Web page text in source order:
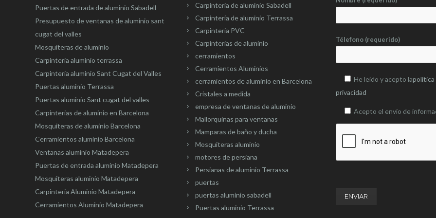
Puertas de entrada de aluminio Sabadell
Presupuesto de ventanas de aluminio sant
cugat del valles
Mosquiteras de aluminio
Carpinteria aluminio terrassa
Carpinteria aluminio Sant Cugat del Valles
Puertas aluminio Terrassa
Puertas aluminio Sant cugat del valles
Carpinterias de aluminio en Barcelona
Mosquiteras de aluminio Barcelona
Cerramientos aluminio Barcelona
Ventanas aluminio Matadepera
Puertas de entrada aluminio Matadepera
Mosquiteras aluminio Matadepera
Carpinteria Aluminio Matadepera
Cerramientos Aluminio Matadepera
Carpintería de aluminio Sabadell
Carpintería de aluminio Terrassa
Carpinteria PVC
Carpinterias de aluminio
cerramientos
Cerramientos Aluminios
cerramientos de aluminio en Barcelona
Cristales a medida
empresa de ventanas de aluminio
Mallorquinas para ventanas
Mamparas de baño y ducha
Mosquiteras aluminio
motores de persiana
Persianas de aluminio Terrassa
puertas
puertas aluminio sabadell
Puertas aluminio Terrassa
Télefono (requerido)
He leído y acepto lapolítica
privacidad
Acepto el envío de